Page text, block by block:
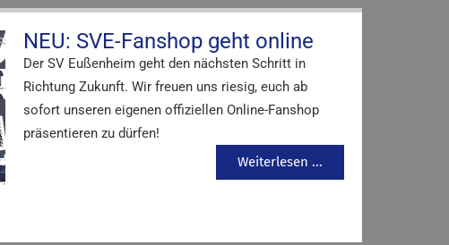
NEU: SVE-Fanshop geht online
Der SV Eußenheim geht den nächsten Schritt in
Richtung Zukunft. Wir freuen uns riesig, euch ab
sofort unseren eigenen offiziellen Online-Fanshop
präsentieren zu dürfen!
Weiterlesen ...